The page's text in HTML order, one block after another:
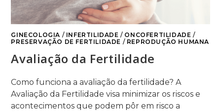
GINECOLOGIA / INFERTILIDADE / ONCOFERTILIDADE /
PRESERVAÇÃO DE FERTILIDADE / REPRODUÇÃO HUMANA
Avaliação da Fertilidade
Como funciona a avaliação da fertilidade? A
Avaliação da Fertilidade visa minimizar os riscos e
acontecimentos que podem pôr em risco a